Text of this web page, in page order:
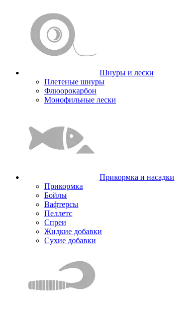
Шнуры и лески
Плетеные шнуры
Флюорокарбон
Монофильные лески
Прикормка и насадки
Прикормка
Бойлы
Вафтерсы
Пеллетс
Спреи
Жидкие добавки
Сухие добавки